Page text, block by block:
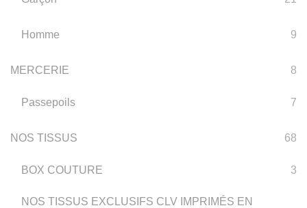
Homme 9
MERCERIE 8
Passepoils 7
NOS TISSUS 68
BOX COUTURE 3
NOS TISSUS EXCLUSIFS CLV IMPRIMÉS EN